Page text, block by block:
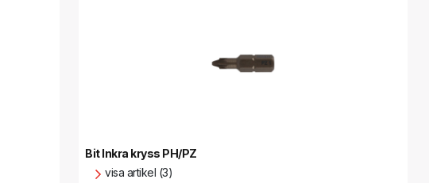
Bit Inkra kryss PH/PZ
visa artikel (3)